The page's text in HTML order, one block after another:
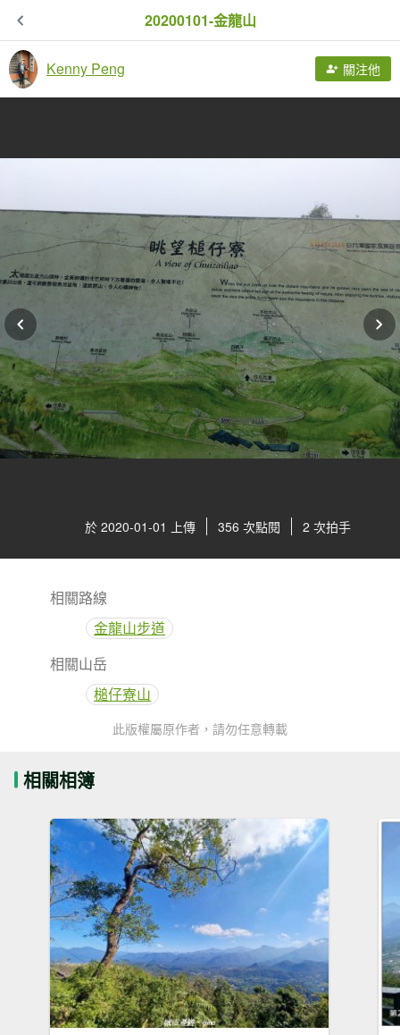
20200101-金龍山
Kenny Peng 關注他
於 2020-01-01 上傳 356 次點閱 2 次拍手
相關路線
金龍山步道
相關山岳
槌仔寮山
此版權屬原作者，請勿任意轉載
相關相簿